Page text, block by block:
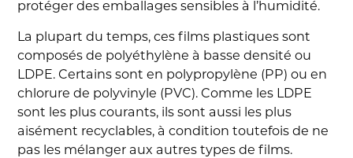
protéger des emballages sensibles à l’humidité.
La plupart du temps, ces films plastiques sont
composés de polyéthylène à basse densité ou
LDPE. Certains sont en polypropylène (PP) ou en
chlorure de polyvinyle (PVC). Comme les LDPE
sont les plus courants, ils sont aussi les plus
aisément recyclables, à condition toutefois de ne
pas les mélanger aux autres types de films.